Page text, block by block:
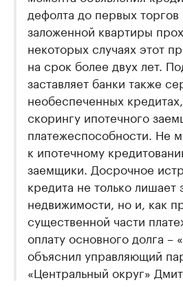
дефолта до первых
заложенной квартиры
некоторых случаях этот
на срок более двух лет.
заставляет банки также
необеспеченных
скорингу ипотечного
платежеспособности. Не
к ипотечному
заемщики. Досрочное
кредита не только лишает
недвижимости, но и, как
существенной части
оплату основного долга –
объяснил управляющий
«Центральный округ»